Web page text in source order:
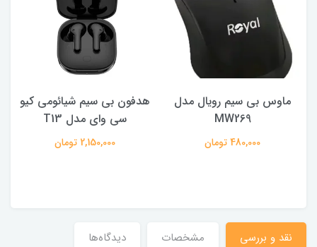
ماوس بی سیم رویال مدل
MW269
480,000 تومان
هدفون بی سیم شیائومی کیو
سی وای مدل T13
2,150,000 تومان
نقد و بررسی مشخصات دیدگاه‌ها